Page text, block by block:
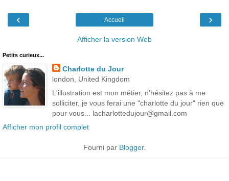
‹ ›
Accueil
Afficher la version Web
Petits curieux...
Charlotte du Jour
london, United Kingdom
L'illustration est mon métier, n'hésitez pas à me
solliciter, je vous ferai une "charlotte du jour" rien que
pour vous... lacharlottedujour@gmail.com
Afficher mon profil complet
Fourni par Blogger.